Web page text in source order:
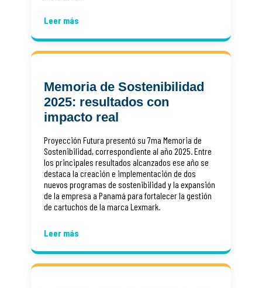
Leer más
Memoria de Sostenibilidad
2025: resultados con
impacto real
Proyección Futura presentó su 7ma Memoria de
Sostenibilidad, correspondiente al año 2025. Entre
los principales resultados alcanzados ese año se
destaca la creación e implementación de dos
nuevos programas de sostenibilidad y la expansión
de la empresa a Panamá para fortalecer la gestión
de cartuchos de la marca Lexmark.
Leer más